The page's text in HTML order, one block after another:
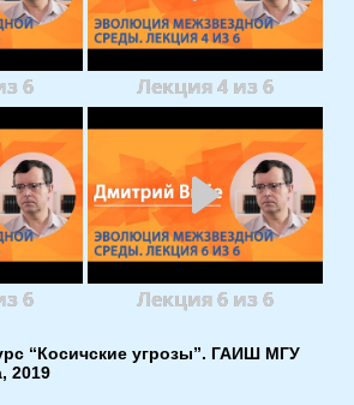
6 Лекция 4 из 6
6 Лекция 6 из 6
“Косичские угрозы”. ГАИШ МГУ
2019